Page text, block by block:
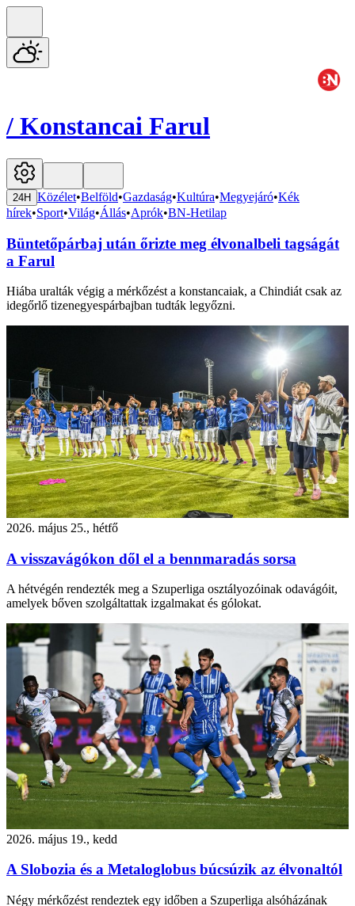
/ Konstancai Farul
24H Közélet•Belföld•Gazdaság•Kultúra•Megyejáró•Kék
hírek•Sport•Világ•Állás•Aprók•BN-Hetilap
Büntetőpárbaj után őrizte meg élvonalbeli tagságát
a Farul
Hiába uralták végig a mérkőzést a konstancaiak, a Chindiát csak az
idegőrlő tizenegyespárbajban tudták legyőzni.
2026. május 25., hétfő
A visszavágókon dől el a bennmaradás sorsa
A hétvégén rendezték meg a Szuperliga osztályozóinak odavágóit,
amelyek bőven szolgáltattak izgalmakat és gólokat.
2026. május 19., kedd
A Slobozia és a Metaloglobus búcsúzik az élvonaltól
Négy mérkőzést rendeztek egy időben a Szuperliga alsóházának